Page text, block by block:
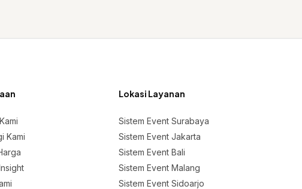
Kami
Lokasi Layanan
Sistem Event Surabaya
Sistem Event Jakarta
Sistem Event Bali
Sistem Event Malang
Sistem Event Sidoarjo